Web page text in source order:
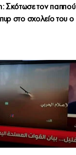
Σκότωσε τον παππού
πυρ στο σχολείο του ο